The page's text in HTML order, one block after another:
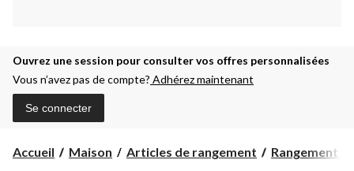
Ouvrez une session pour consulter vos offres personnalisées
Vous n’avez pas de compte? Adhérez maintenant
Se connecter
Accueil Maison Articles de rangement Rangement